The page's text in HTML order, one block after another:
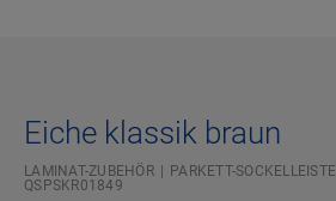
Eiche klassik braun
LAMINAT-ZUBEHÖR
PARKETT-SOCKELLEISTE
QSPSKR01849